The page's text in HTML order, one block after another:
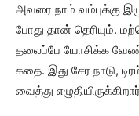
அவரை நாம் வம்புக்கு
போது தான் தெரியும்.
தலைப்பே யோசிக்க
கதை. இது சேர நாடு,
வைத்து